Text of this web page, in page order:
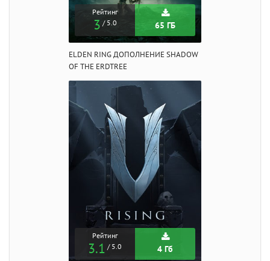
Рейтинг
3 / 5.0 65 ГБ
ELDEN RING ДОПОЛНЕНИЕ SHADOW
OF THE ERDTREE
Рейтинг
3.1 / 5.0 4 Гб